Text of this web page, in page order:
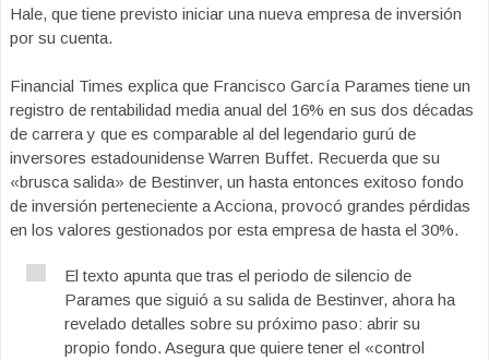
Hale, que tiene previsto iniciar una nueva empresa de inversión
por su cuenta.
Financial Times explica que Francisco García Parames tiene un
registro de rentabilidad media anual del 16% en sus dos décadas
de carrera y que es comparable al del legendario gurú de
inversores estadounidense Warren Buffet. Recuerda que su
«brusca salida» de Bestinver, un hasta entonces exitoso fondo
de inversión perteneciente a Acciona, provocó grandes pérdidas
en los valores gestionados por esta empresa de hasta el 30%.
El texto apunta que tras el periodo de silencio de
Parames que siguió a su salida de Bestinver, ahora ha
revelado detalles sobre su próximo paso: abrir su
propio fondo. Asegura que quiere tener el «control